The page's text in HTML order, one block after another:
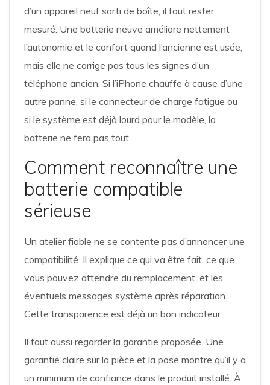
d’un appareil neuf sorti de boîte, il faut rester
mesuré. Une batterie neuve améliore nettement
l’autonomie et le confort quand l’ancienne est usée,
mais elle ne corrige pas tous les signes d’un
téléphone ancien. Si l’iPhone chauffe à cause d’une
autre panne, si le connecteur de charge fatigue ou
si le système est déjà lourd pour le modèle, la
batterie ne fera pas tout.
Comment reconnaître une
batterie compatible
sérieuse
Un atelier fiable ne se contente pas d’annoncer une
compatibilité. Il explique ce qui va être fait, ce que
vous pouvez attendre du remplacement, et les
éventuels messages système après réparation.
Cette transparence est déjà un bon indicateur.
Il faut aussi regarder la garantie proposée. Une
garantie claire sur la pièce et la pose montre qu’il y a
un minimum de confiance dans le produit installé. À